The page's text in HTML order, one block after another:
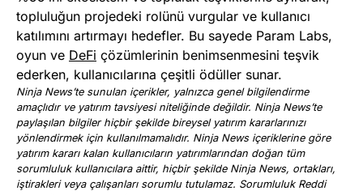
topluluğun projedeki rolünü vurgular ve kullanıcı
katılımını artırmayı hedefler​. Bu sayede Param Labs,
oyun ve DeFi çözümlerinin benimsenmesini teşvik
ederken, kullanıcılarına çeşitli ödüller sunar.
Ninja News’te sunulan içerikler, yalnızca genel bilgilendirme
amaçlıdır ve yatırım tavsiyesi niteliğinde değildir. Ninja News’te
paylaşılan bilgiler hiçbir şekilde bireysel yatırım kararlarınızı
yönlendirmek için kullanılmamalıdır. Ninja News içeriklerine göre
yatırım kararı kalan kullanıcıların yatırımlarından doğan tüm
sorumluluk kullanıcılara aittir, hiçbir şekilde Ninja News, ortakları,
iştirakleri veya çalışanları sorumlu tutulamaz. Sorumluluk Reddi